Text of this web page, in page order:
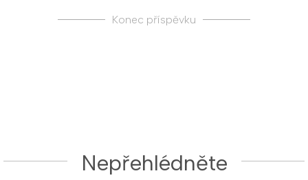
Konec příspěvku
Nepřehlédněte